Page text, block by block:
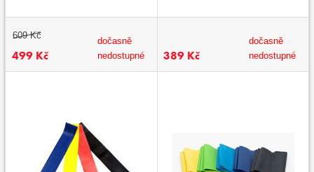
609 Kč
499 Kč
dočasně
nedostupné
389 Kč
dočasně
nedostupné